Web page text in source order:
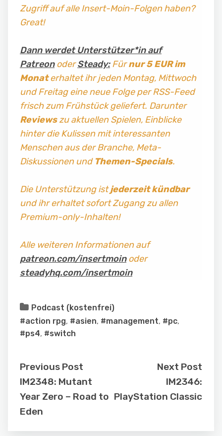
Zugriff auf alle Insert-Moin-Folgen haben?
Great!
Dann werdet Unterstützer*in auf
PatreonoderSteady:Fürnur 5 EUR im
Monaterhaltet ihr jeden Montag, Mittwoch
und Freitag eine neue Folge per RSS-Feed
frisch zum Frühstück geliefert. Darunter
Reviewszu aktuellen Spielen, Einblicke
hinter die Kulissen mit interessanten
Menschen aus der Branche, Meta-
Diskussionen und Themen-Specials.
Die Unterstützung istjederzeit kündbar
und ihr erhaltet sofort Zugang zu allen
Premium-only-Inhalten!
Alle weiteren Informationen auf
patreon.com/insertmoinoder
steadyhq.com/insertmoin
Podcast (kostenfrei)
#action rpg, #asien, #management, #pc,
#ps4, #switch
Previous Post
IM2348: Mutant
Year Zero – Road to
Eden
Next Post
IM2346:
PlayStation Classic